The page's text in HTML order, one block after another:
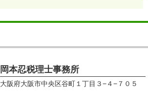
岡本忍税理士事務所
大阪府大阪市中央区谷町１丁目３−４−７０５